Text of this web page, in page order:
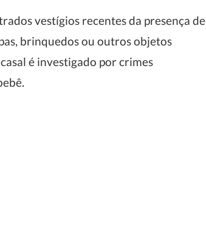
vestígios recentes da presença de
brinquedos ou outros objetos
é investigado por crimes